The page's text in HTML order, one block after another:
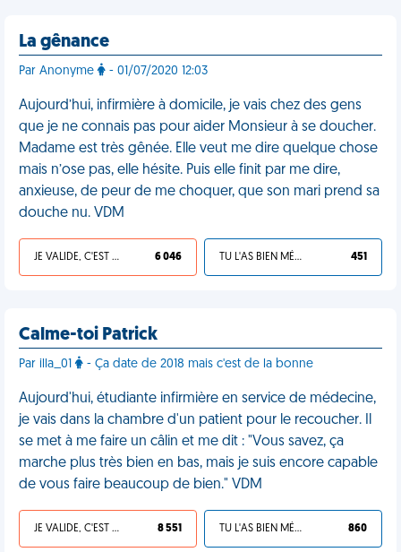
La gênance
Par Anonyme - 01/07/2020 12:03
Aujourd’hui, infirmière à domicile, je vais chez des gens
que je ne connais pas pour aider Monsieur à se doucher.
Madame est très gênée. Elle veut me dire quelque chose
mais n’ose pas, elle hésite. Puis elle finit par me dire,
anxieuse, de peur de me choquer, que son mari prend sa
douche nu. VDM
JE VALIDE, C'EST UNE VDM 6 046 TU L'AS BIEN MÉRITÉ 451
Calme-toi Patrick
Par illa_01 - Ça date de 2018 mais c'est de la bonne
Aujourd'hui, étudiante infirmière en service de médecine,
je vais dans la chambre d'un patient pour le recoucher. Il
se met à me faire un câlin et me dit : "Vous savez, ça
marche plus très bien en bas, mais je suis encore capable
de vous faire beaucoup de bien." VDM
JE VALIDE, C'EST UNE VDM 8 551 TU L'AS BIEN MÉRITÉ 860